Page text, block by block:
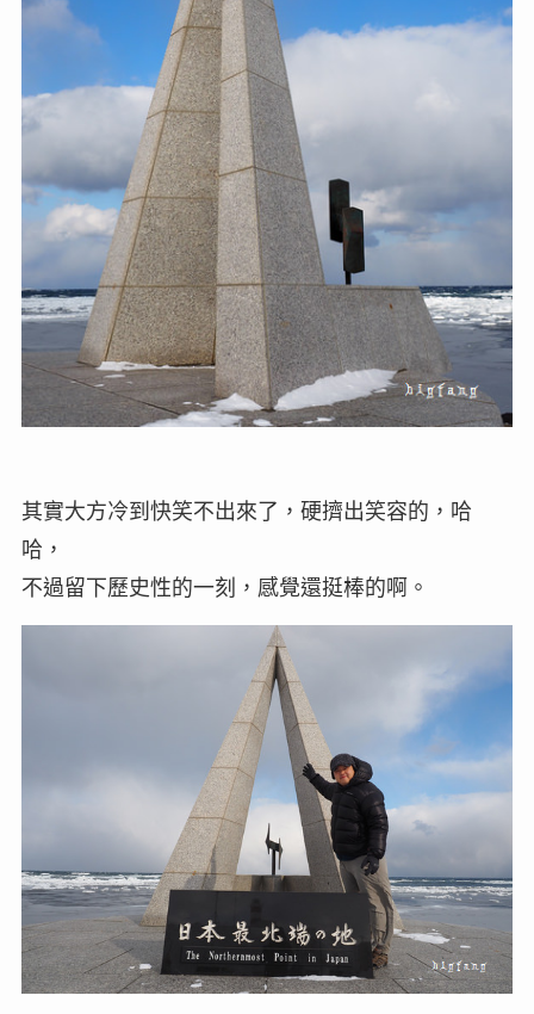
其實大方冷到快笑不出來了，硬擠出笑容的，哈
哈，
不過留下歷史性的一刻，感覺還挺棒的啊。